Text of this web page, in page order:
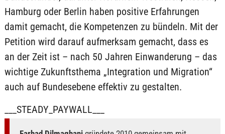
Hamburg oder Berlin haben positive Erfahrungen
damit gemacht, die Kompetenzen zu bündeln. Mit der
Petition wird darauf aufmerksam gemacht, dass es
an der Zeit ist – nach 50 Jahren Einwanderung – das
wichtige Zukunftsthema „Integration und Migration“
auch auf Bundesebene effektiv zu gestalten.
___STEADY_PAYWALL___